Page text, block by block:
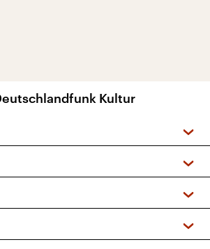
Kultur
und Podcasts
Kinderprogramm
(UKW + DAB+)